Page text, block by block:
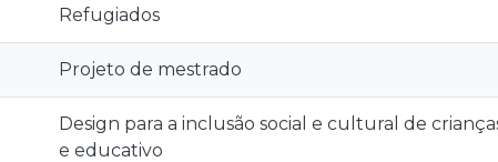
Refugiados
Projeto de mestrado
Design para a inclusão social e cultural de
e educativo